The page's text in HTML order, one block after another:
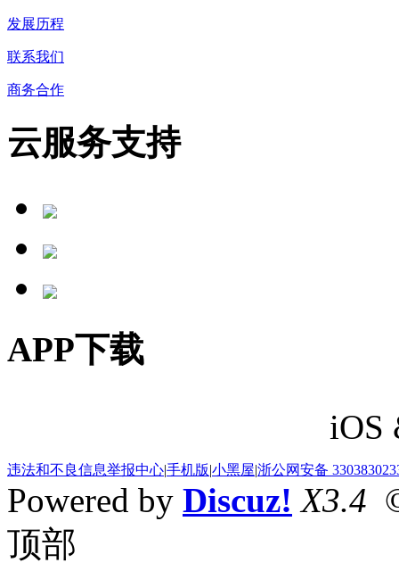
发展历程
联系我们
商务合作
云服务支持
APP下载
iOS
违法和不良信息举报中心|手机版|小黑屋|浙公网安备
Powered by Discuz! X3.4
顶部